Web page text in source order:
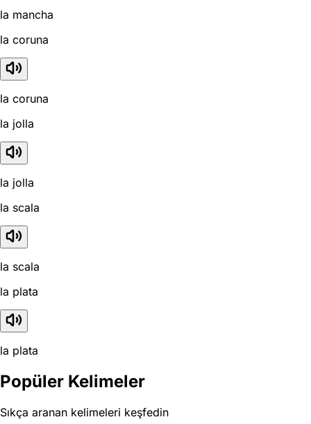
la mancha
la coruna
la coruna
la jolla
la jolla
la scala
la scala
la plata
la plata
Popüler Kelimeler
Sıkça aranan kelimeleri keşfedin